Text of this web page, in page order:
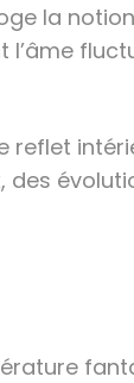
la
des